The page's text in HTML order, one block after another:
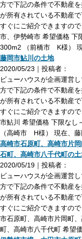
方で下記の条件で不動産
が所有されている不動産
すぐにご紹介できますの
市、伊勢崎市 希望価格 下
300m2 （前橋市 K様） 現
藤岡市鮎川の土地
2020/05/23｜投稿者：
ビューハウスが企画運営
方で下記の条件で不動産
が所有されている不動産
すぐにご紹介できますの
市鮎川 希望価格 下限なし
（高崎市 H様） 現在、藤
高崎市石原町、高崎市片
石町、高崎市八千代町の
2020/05/19｜投稿者：
ビューハウスが企画運営
方で下記の条件で不動産
が所有されている不動産
すぐにご紹介できますの
市石原町、高崎市片岡町
町、高崎市八千代町 希望